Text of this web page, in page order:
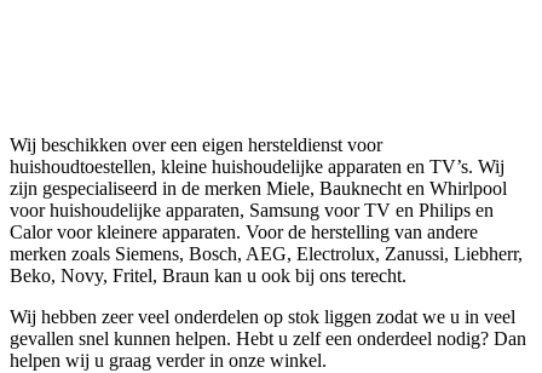
Wij beschikken over een eigen hersteldienst voor
huishoudtoestellen, kleine huishoudelijke apparaten en TV’s. Wij
zijn gespecialiseerd in de merken Miele, Bauknecht en Whirlpool
voor huishoudelijke apparaten, Samsung voor TV en Philips en
Calor voor kleinere apparaten. Voor de herstelling van andere
merken zoals Siemens, Bosch, AEG, Electrolux, Zanussi, Liebherr,
Beko, Novy, Fritel, Braun kan u ook bij ons terecht.
Wij hebben zeer veel onderdelen op stok liggen zodat we u in veel
gevallen snel kunnen helpen. Hebt u zelf een onderdeel nodig? Dan
helpen wij u graag verder in onze winkel.